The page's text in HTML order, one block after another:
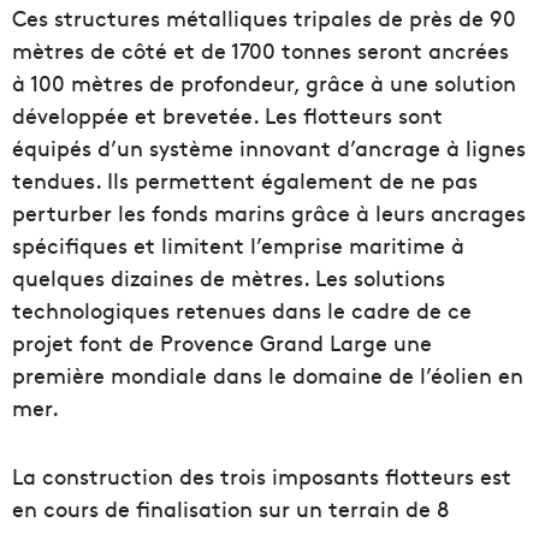
Ces structures métalliques tripales de près de 90
mètres de côté et de 1700 tonnes seront ancrées
à 100 mètres de profondeur, grâce à une solution
développée et brevetée. Les flotteurs sont
équipés d’un système innovant d’ancrage à lignes
tendues. Ils permettent également de ne pas
perturber les fonds marins grâce à leurs ancrages
spécifiques et limitent l’emprise maritime à
quelques dizaines de mètres. Les solutions
technologiques retenues dans le cadre de ce
projet font de Provence Grand Large une
première mondiale dans le domaine de l’éolien en
mer.
La construction des trois imposants flotteurs est
en cours de finalisation sur un terrain de 8